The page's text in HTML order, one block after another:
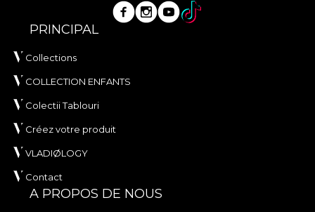
PRINCIPAL
Collections
COLLECTION ENFANTS
Colectii Tablouri
Créez votre produit
VLADIØLOGY
Contact
A PROPOS DE NOUS